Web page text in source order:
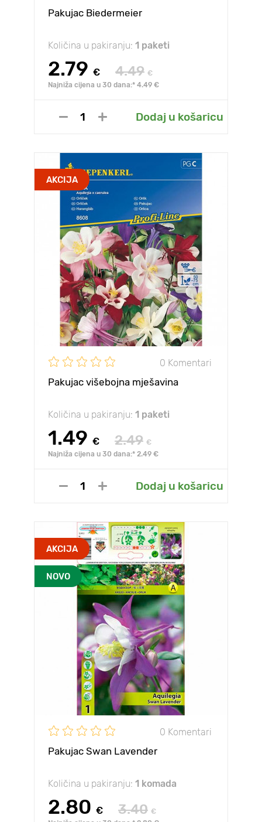
Pakujac Biedermeier
Količina u pakiranju: 1 paketi
2.79 € 4.49 €
Najniža cijena u 30 dana:* 4.49 €
Dodaj u košaricu
AKCIJA
0 Komentari
Pakujac višebojna mješavina
Količina u pakiranju: 1 paketi
1.49 € 2.49 €
Najniža cijena u 30 dana:* 2.49 €
Dodaj u košaricu
AKCIJA
NOVO
0 Komentari
Pakujac Swan Lavender
Količina u pakiranju: 1 komada
2.80 € 3.40 €